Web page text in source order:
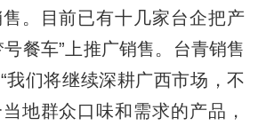
。目前已有十几家台企把产
餐车”上推广销售。台青销售
我们将继续深耕广西市场，不
地群众口味和需求的产品，